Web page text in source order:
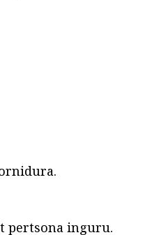
pertsona inguru.